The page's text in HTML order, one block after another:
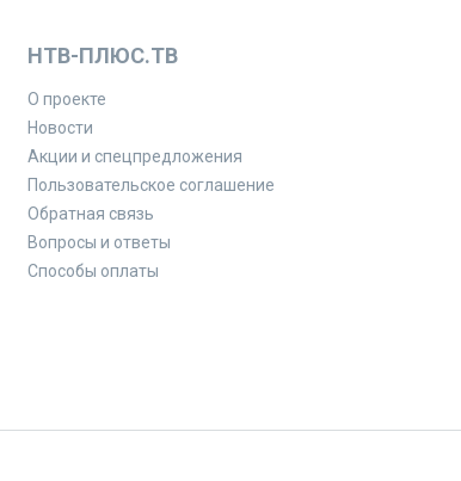
НТВ-ПЛЮС.ТВ
О проекте
Новости
Акции и спецпредложения
Пользовательское соглашение
Обратная связь
Вопросы и ответы
Способы оплаты